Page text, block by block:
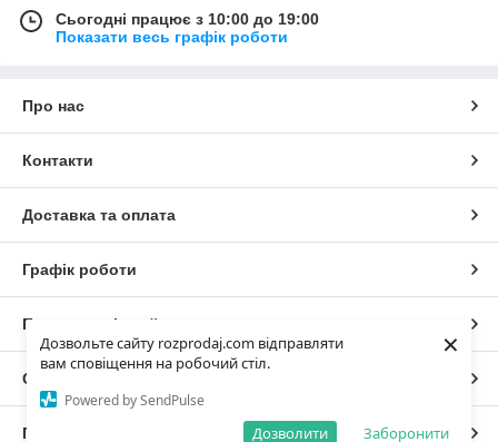
Дозвольте сайту rozprodaj.com відправляти
вам сповіщення на робочий стіл.
Powered by SendPulse
Заборонити
Дозволити
×
Сьогодні працює з 10:00 до 19:00
Показати весь графік роботи
Про нас
Контакти
Доставка та оплата
Графік роботи
Повна версія сайту
Сайт створено на маркетплейсі
Політика конфіденційності